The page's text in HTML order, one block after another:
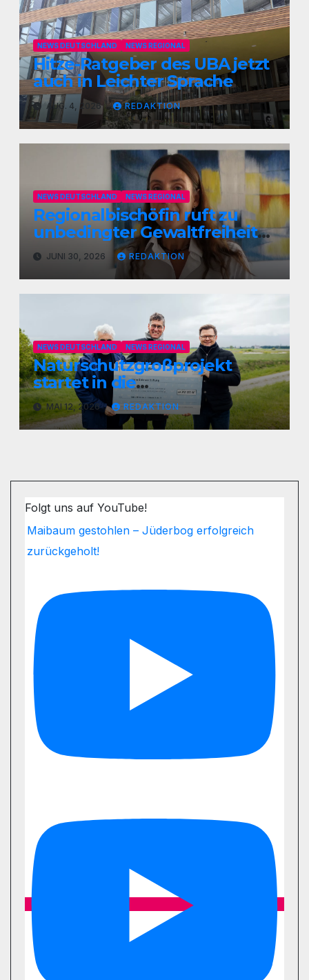
NEWS DEUTSCHLAND NEWS REGIONAL
Hitze-Ratgeber des UBA jetzt
auch in Leichter Sprache
AUG. 4, 2026 REDAKTION
NEWS DEUTSCHLAND NEWS REGIONAL
Regionalbischöfin ruft zu
unbedingter Gewaltfreiheit
aufJUNI 30, 2026 REDAKTION
NEWS DEUTSCHLAND NEWS REGIONAL
Naturschutzgroßprojekt
startet in die
Umsetzungsphase
MAI 12, 2026 REDAKTION
Folgt uns auf YouTube!
Maibaum gestohlen – Jüderbog erfolgreich
zurückgeholt!